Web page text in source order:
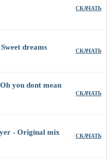
СКАЧАТЬ
dreams СКАЧАТЬ
you dont mean
СКАЧАТЬ
- Original mix СКАЧАТЬ